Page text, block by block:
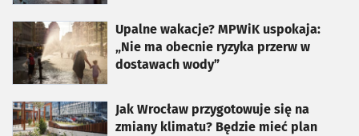
Upalne wakacje? MPWiK uspokaja:
„Nie ma obecnie ryzyka przerw w
dostawach wody”
otworzy się w nowej karcie
Jak Wrocław przygotowuje się na
zmiany klimatu? Będzie mieć plan
otworzy się w nowej karcie